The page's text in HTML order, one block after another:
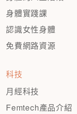
身體實踐課
認識女性身體
免費網路資源
科技
月經科技
Femtech產品介紹